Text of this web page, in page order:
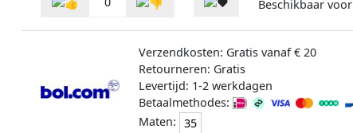
Beschikbaar voor
Verzendkosten: Gratis vanaf € 20
Retourneren: Gratis
Levertijd: 1-2 werkdagen
Betaalmethodes:
Maten: 35